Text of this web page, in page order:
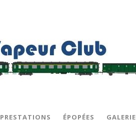
PRESTATIONS ÉPOPÉES GALERIE